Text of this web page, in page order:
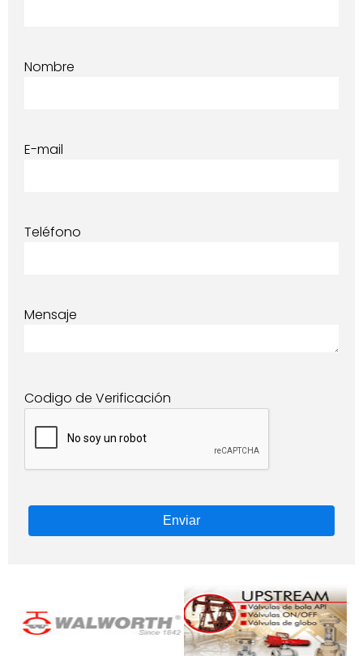
Nombre
E-mail
Teléfono
Mensaje
Codigo de Verificación
Enviar